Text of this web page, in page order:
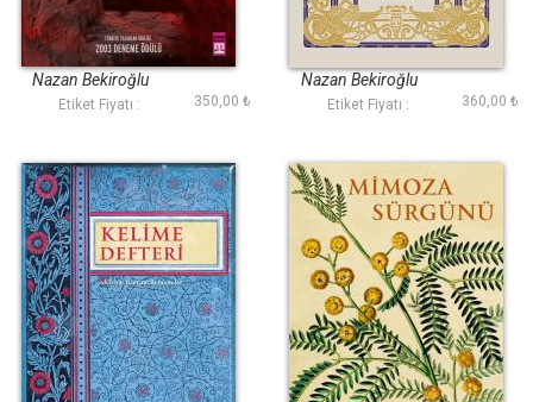
Cümle Kapısı
Nazan Bekiroğlu
Etiket Fiyatı : 350,00 ₺
Mihrican Fırtınası
Nazan Bekiroğlu
Etiket Fiyatı : 360,00 ₺